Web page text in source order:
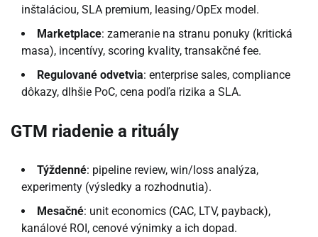
inštaláciou, SLA premium, leasing/OpEx model.
Marketplace: zameranie na stranu ponuky (kritická
masa), incentívy, scoring kvality, transakčné fee.
Regulované odvetvia: enterprise sales, compliance
dôkazy, dlhšie PoC, cena podľa rizika a SLA.
GTM riadenie a rituály
Týždenné: pipeline review, win/loss analýza,
experimenty (výsledky a rozhodnutia).
Mesačné: unit economics (CAC, LTV, payback),
kanálové ROI, cenové výnimky a ich dopad.